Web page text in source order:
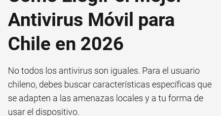
Antivirus Móvil para
Chile en 2026
No todos los antivirus son iguales. Para el usuario
chileno, debes buscar características específicas que
se adapten a las amenazas locales y a tu forma de
usar el dispositivo.